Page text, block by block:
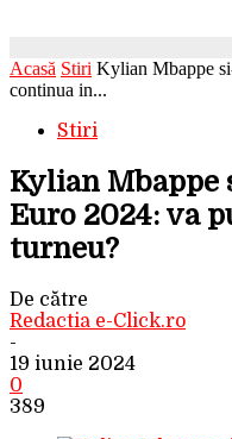
Acasă Stiri Kylian Mbappe
continua in...
Stiri
Kylian Mbappe
Euro 2024: va
turneu?
De către
Redactia e-Click.ro
-
19 iunie 2024
0
389